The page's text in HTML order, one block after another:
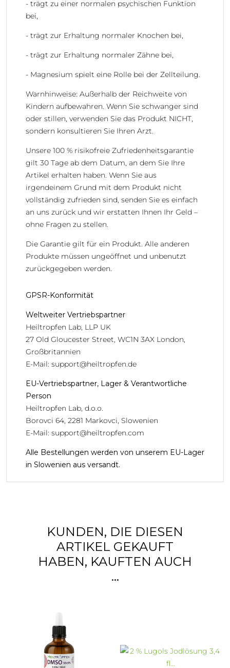
- trägt zu einer normalen psychischen Funktion
bei,
- trägt zur Erhaltung normaler Knochen bei,
- trägt zur Erhaltung normaler Zähne bei,
- Magnesium spielt eine Rolle bei der Zellteilung.
Warnhinweise: Außerhalb der Reichweite von
Kindern aufbewahren. Wenn Sie schwanger sind
oder stillen, verwenden Sie das Produkt NICHT,
sondern konsultieren Sie Ihren Arzt.
Unsere 100 % risikofreie Zufriedenheitsgarantie
gilt 30 Tage ab dem Datum, an dem Sie Ihre
Artikel erhalten haben. Wenn Sie aus
irgendeinem Grund mit dem Produkt nicht
vollständig zufrieden sind, senden Sie es einfach
an uns zurück und wir erstatten Ihnen Ihr Geld –
ohne Fragen zu stellen.
Die Garantie gilt für ein Produkt. Alle anderen
Produkte müssen ungeöffnet und unbenutzt
zurückgegeben werden.
GPSR-Konformität
Weltweiter Vertriebspartner
Heiltropfen Lab, LLP UK
27 Old Gloucester Street, WC1N 3AX London,
Großbritannien
E-Mail: support@heiltropfen.de
EU-Vertriebspartner, Lager & Verantwortliche
Person
Heiltropfen Lab, d.o.o.
Borovci 64, 2281 Markovci, Slowenien
E-Mail: support@heiltropfen.com
Alle Bestellungen werden von unserem EU-Lager
in Slowenien aus versandt.
KUNDEN, DIE DIESEN
ARTIKEL GEKAUFT
HABEN, KAUFTEN AUCH
...